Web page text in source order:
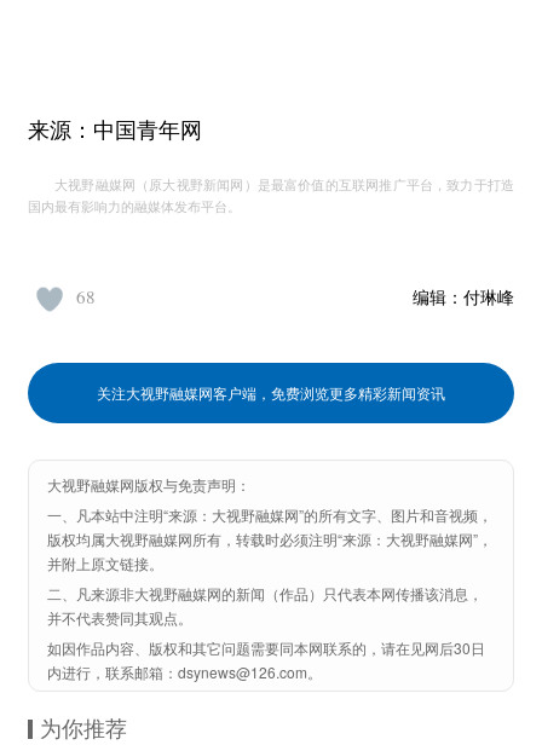
来源：中国青年网
大视野融媒网（原大视野新闻网）是最富价值的互联网推广平台，致力于打造
国内最有影响力的融媒体发布平台。
编辑： 付琳峰
68
关注大视野融媒网客户端，免费浏览更多精彩新闻资讯
大视野融媒网版权与免责声明：
一、凡本站中注明“来源：大视野融媒网”的所有文字、图片和音视频，
版权均属大视野融媒网所有，转载时必须注明“来源：大视野融媒网”，
并附上原文链接。
二、凡来源非大视野融媒网的新闻（作品）只代表本网传播该消息，
并不代表赞同其观点。
如因作品内容、版权和其它问题需要同本网联系的，请在见网后30日
内进行，联系邮箱：dsynews@126.com。
为你推荐